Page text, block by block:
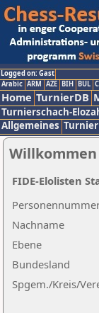
Logged on: Gast
Arabic ARM AZE BIH BUL
Home TurnierDB
Turnierschach-
Allgemeines
Willkommen
Nachname
Ebene
Bundesland
Spgem./Kreis/
FIDE-Elolisten